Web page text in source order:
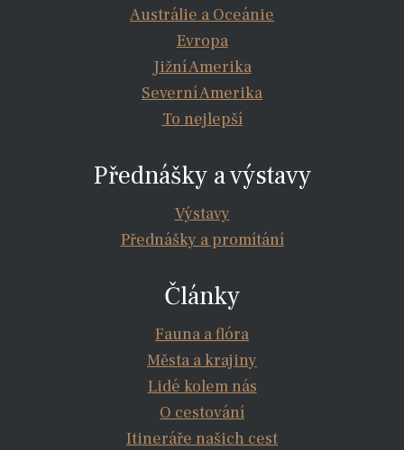
Austrálie a Oceánie
Evropa
Jižní Amerika
Severní Amerika
To nejlepší
Přednášky a výstavy
Výstavy
Přednášky a promítání
Články
Fauna a flóra
Města a krajiny
Lidé kolem nás
O cestování
Itineráře našich cest